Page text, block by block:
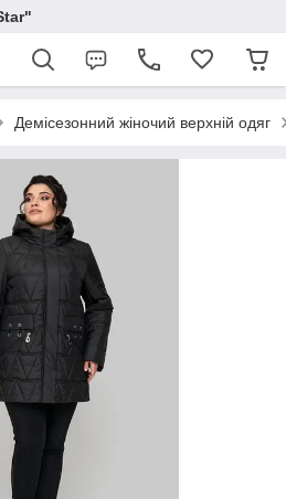
Демісезонний жіночий верхній одяг